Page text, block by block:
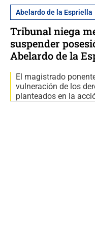
Abelardo de la Espriella
Tribunal niega
suspender
Abelardo de la
El magistrado
vulneración de los
planteados en la